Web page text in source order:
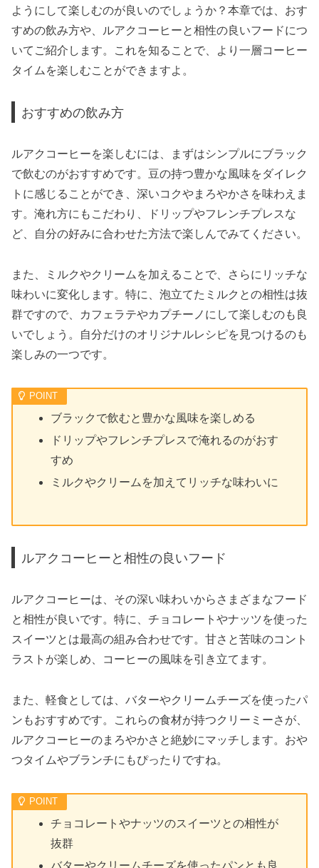
ようにして楽しむのが良いのでしょうか？本章では、おす
すめの飲み方や、ルアクコーヒーと相性の良いフードにつ
いてご紹介します。これを知ることで、より一層コーヒー
タイムを楽しむことができますよ。
おすすめの飲み方
ルアクコーヒーを楽しむには、まずはシンプルにブラック
で飲むのがおすすめです。豆の持つ豊かな風味をダイレク
トに感じることができ、深いコクやまろやかさを味わえま
す。淹れ方にもこだわり、ドリップやフレンチプレスな
ど、自分の好みに合わせた方法で楽しんでみてください。
また、ミルクやクリームを加えることで、さらにリッチな
味わいに変化します。特に、泡立てたミルクとの相性は抜
群ですので、カフェラテやカプチーノにして楽しむのも良
いでしょう。自分だけのオリジナルレシピを見つけるのも
楽しみの一つです。
ブラックで飲むと豊かな風味を楽しめる
ドリップやフレンチプレスで淹れるのがおす
すめ
ミルクやクリームを加えてリッチな味わいに
ルアクコーヒーと相性の良いフード
ルアクコーヒーは、その深い味わいからさまざまなフード
と相性が良いです。特に、チョコレートやナッツを使った
スイーツとは最高の組み合わせです。甘さと苦味のコント
ラストが楽しめ、コーヒーの風味を引き立てます。
また、軽食としては、バターやクリームチーズを使ったパ
ンもおすすめです。これらの食材が持つクリーミーさが、
ルアクコーヒーのまろやかさと絶妙にマッチします。おや
つタイムやブランチにもぴったりですね。
チョコレートやナッツのスイーツとの相性が
抜群